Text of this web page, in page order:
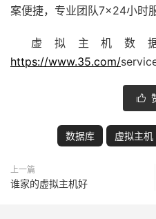
案便捷，专业团队7×24小时服
虚拟主机数
https://www.35.com/

数据库 虚拟主机
上一篇
谁家的虚拟主机好